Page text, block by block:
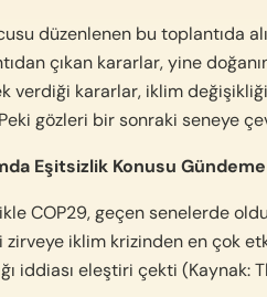
düzenlenen bu toplantıda
çıkan kararlar, yine
verdiği kararlar, iklim
Peki gözleri bir sonraki seneye
Eşitsizlik Konusu
COP29, geçen senelerde
zirveye iklim krizinden en çok
iddiası eleştiri çekti (Kaynak: